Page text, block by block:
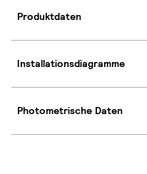
Produktdaten
Installationsdiagramme
Photometrische Daten